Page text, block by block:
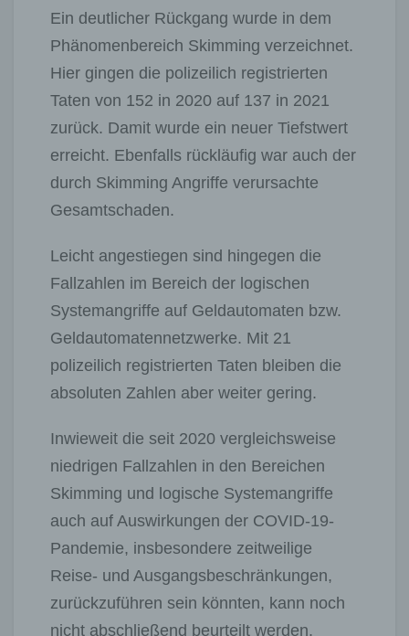
Ein deutlicher Rückgang wurde in dem
Phänomenbereich Skimming verzeichnet.
Hier gingen die polizeilich registrierten
Taten von 152 in 2020 auf 137 in 2021
zurück. Damit wurde ein neuer Tiefstwert
erreicht. Ebenfalls rückläufig war auch der
durch Skimming Angriffe verursachte
Gesamtschaden.
Leicht angestiegen sind hingegen die
Fallzahlen im Bereich der logischen
Systemangriffe auf Geldautomaten bzw.
Geldautomatennetzwerke. Mit 21
polizeilich registrierten Taten bleiben die
absoluten Zahlen aber weiter gering.
Inwieweit die seit 2020 vergleichsweise
niedrigen Fallzahlen in den Bereichen
Skimming und logische Systemangriffe
auch auf Auswirkungen der COVID-19-
Pandemie, insbesondere zeitweilige
Reise- und Ausgangsbeschränkungen,
zurückzuführen sein könnten, kann noch
nicht abschließend beurteilt werden.